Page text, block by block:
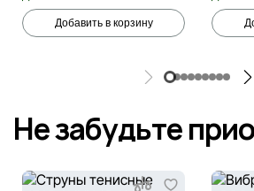
Добавить в корзину
Не забудьте